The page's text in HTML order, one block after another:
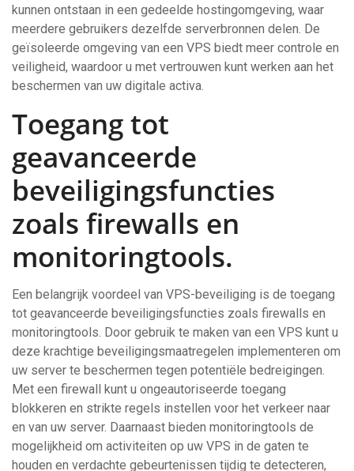
kunnen ontstaan in een gedeelde hostingomgeving, waar
meerdere gebruikers dezelfde serverbronnen delen. De
geïsoleerde omgeving van een VPS biedt meer controle en
veiligheid, waardoor u met vertrouwen kunt werken aan het
beschermen van uw digitale activa.
Toegang tot
geavanceerde
beveiligingsfuncties
zoals firewalls en
monitoringtools.
Een belangrijk voordeel van VPS-beveiliging is de toegang
tot geavanceerde beveiligingsfuncties zoals firewalls en
monitoringtools. Door gebruik te maken van een VPS kunt u
deze krachtige beveiligingsmaatregelen implementeren om
uw server te beschermen tegen potentiële bedreigingen.
Met een firewall kunt u ongeautoriseerde toegang
blokkeren en strikte regels instellen voor het verkeer naar
en van uw server. Daarnaast bieden monitoringtools de
mogelijkheid om activiteiten op uw VPS in de gaten te
houden en verdachte gebeurtenissen tijdig te detecteren,